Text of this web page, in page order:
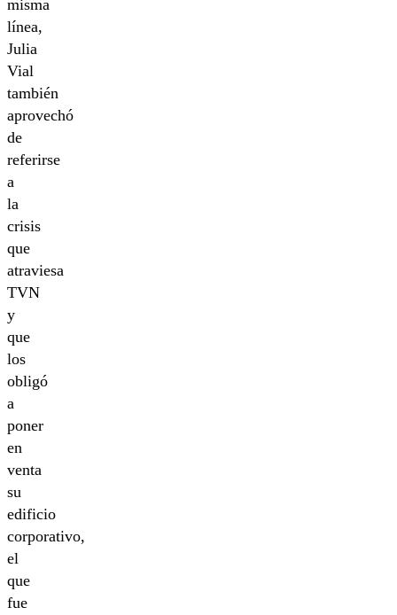
misma
línea,
Julia
Vial
también
aprovechó
de
referirse
a
la
crisis
que
atraviesa
TVN
y
que
los
obligó
a
poner
en
venta
su
edificio
corporativo,
el
que
fue